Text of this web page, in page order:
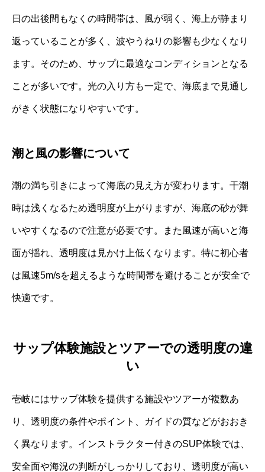
日の出後間もなくの時間帯は、風が弱く、海上が静まり
返っていることが多く、波やうねりの影響も少なくなり
ます。そのため、サップに最適なコンディションとなる
ことが多いです。光の入り方も一定で、海底まで見通し
がきく状態になりやすいです。
潮と風の影響について
潮の満ち引きによって海底の見え方が変わります。干潮
時は浅くなるため透明度が上がりますが、海底の砂が舞
いやすくなるので注意が必要です。また風速が高いと海
面が揺れ、透明度は見かけ上低くなります。特に初心者
は風速5m/sを超えるような時間帯を避けることが安全で
快適です。
サップ体験施設とツアーでの透明度の違
い
壱岐にはサップ体験を提供する施設やツアーが複数あ
り、透明度の条件やポイント、ガイドの質などがおおき
く異なります。インストラクター付きのSUP体験では、
安全面や海況の判断がしっかりしており、透明度が高い